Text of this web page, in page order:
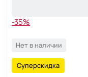
-35%
Нет в наличии
Суперскидка